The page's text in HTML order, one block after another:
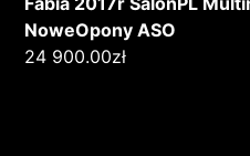
NoweOpony ASO
24 900.00zł